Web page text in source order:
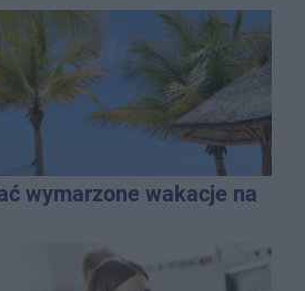
wymarzone wakacje na